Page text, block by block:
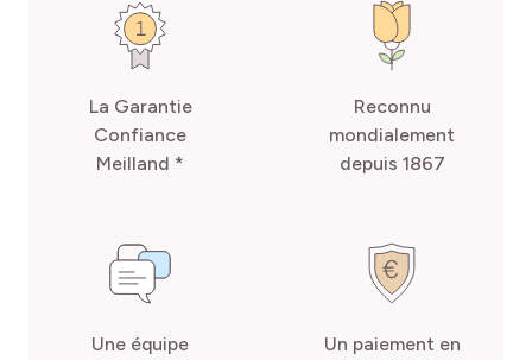
La Garantie
Confiance
Meilland *
Reconnu
mondialement
depuis 1867
Une équipe
Un paiement en